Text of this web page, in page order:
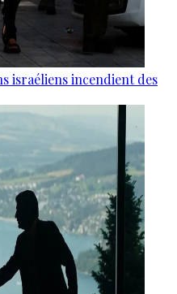
israéliens incendient des